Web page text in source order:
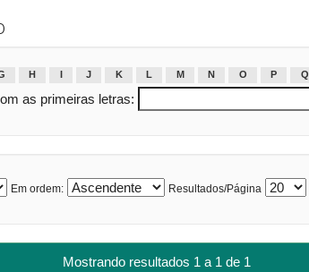
H J K L M N O P Q
as primeiras letras:
Em ordem: Resultados/Página
Mostrando resultados 1 a 1 de 1